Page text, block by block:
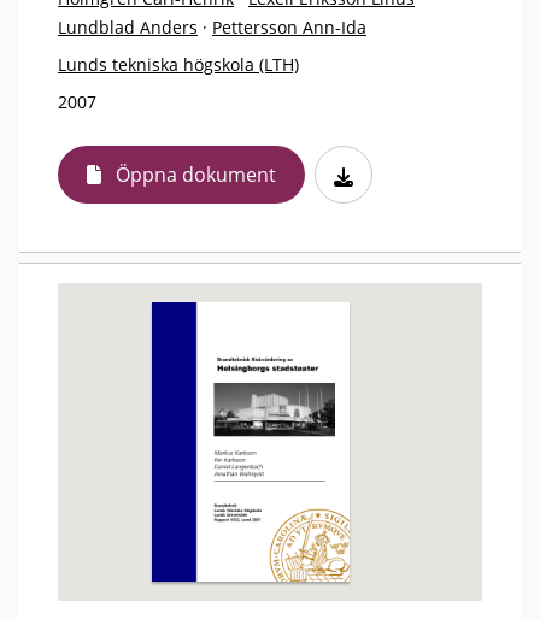
Lundblad Anders · Pettersson Ann-Ida
Lunds tekniska högskola (LTH)
2007
Öppna dokument